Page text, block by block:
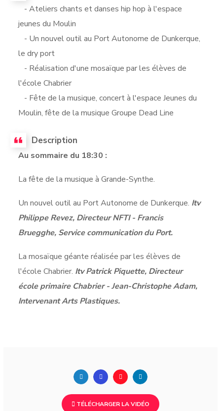
- Ateliers chants et danses hip hop à l'espace
jeunes du Moulin
- Un nouvel outil au Port Autonome de Dunkerque,
le dry port
- Réalisation d'une mosaïque par les élèves de
l'école Chabrier
- Fête de la musique, concert à l'espace Jeunes du
Moulin, fête de la musique Groupe Dead Line
Description
Au sommaire du 18:30 :
La fête de la musique à Grande-Synthe.
Un nouvel outil au Port Autonome de Dunkerque. Itv
Philippe Revez, Directeur NFTI - Francis
Bruegghe, Service communication du Port.
La mosaïque géante réalisée par les élèves de
l'école Chabrier. Itv Patrick Piquette, Directeur
école primaire Chabrier - Jean-Christophe Adam,
Intervenant Arts Plastiques.
TÉLÉCHARGER LA VIDÉO